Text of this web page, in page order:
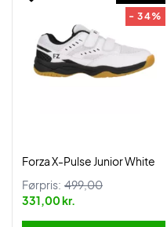
- 34%
Forza X-Pulse Junior White
Førpris: 499,00
331,00 kr.